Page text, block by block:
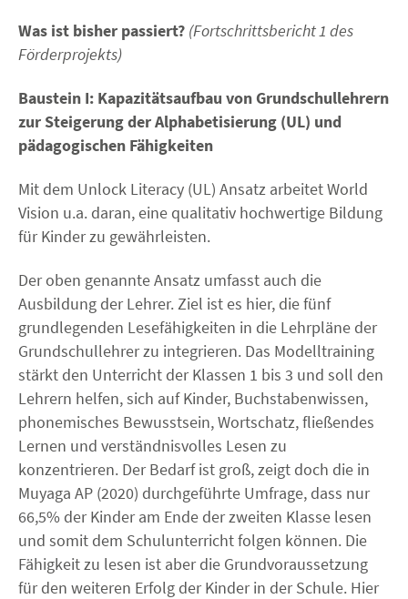
Was ist bisher passiert? (Fortschrittsbericht 1 des
Förderprojekts)
Baustein I: Kapazitätsaufbau von Grundschullehrern
zur Steigerung der Alphabetisierung (UL) und
pädagogischen Fähigkeiten
Mit dem Unlock Literacy (UL) Ansatz arbeitet World
Vision u.a. daran, eine qualitativ hochwertige Bildung
für Kinder zu gewährleisten.
Der oben genannte Ansatz umfasst auch die
Ausbildung der Lehrer. Ziel ist es hier, die fünf
grundlegenden Lesefähigkeiten in die Lehrpläne der
Grundschullehrer zu integrieren. Das Modelltraining
stärkt den Unterricht der Klassen 1 bis 3 und soll den
Lehrern helfen, sich auf Kinder, Buchstabenwissen,
phonemisches Bewusstsein, Wortschatz, fließendes
Lernen und verständnisvolles Lesen zu
konzentrieren. Der Bedarf ist groß, zeigt doch die in
Muyaga AP (2020) durchgeführte Umfrage, dass nur
66,5% der Kinder am Ende der zweiten Klasse lesen
und somit dem Schulunterricht folgen können. Die
Fähigkeit zu lesen ist aber die Grundvoraussetzung
für den weiteren Erfolg der Kinder in der Schule. Hier